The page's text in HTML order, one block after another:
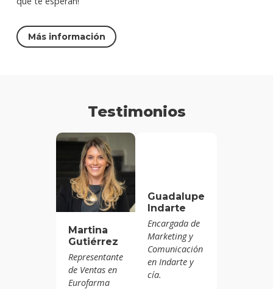
Más información
Testimonios
Martina
Gutiérrez
Representante
de Ventas en
Eurofarma
Guadalupe
Indarte
Encargada de
Marketing y
Comunicación
en Indarte y
cía.